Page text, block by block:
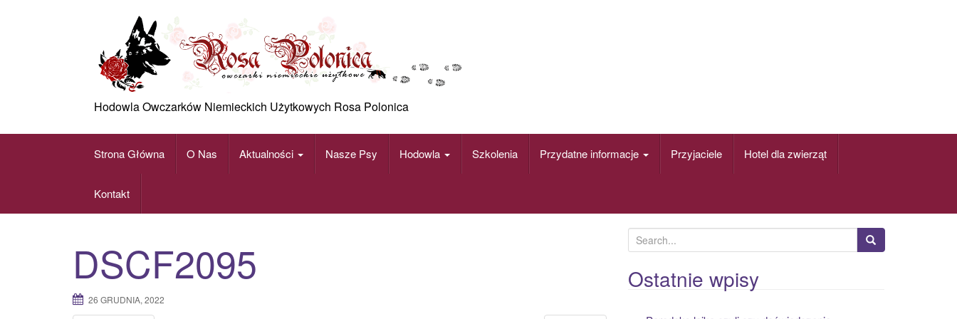
Hodowla Owczarków Niemieckich Użytkowych Rosa Polonica
Strona Główna O Nas Aktualności Nasze Psy Hodowla Szkolenia Przydatne informacje Przyjaciele Hotel dla zwierząt
Kontakt
DSCF2095
26 GRUDNIA, 2022
e
a
r
Ostatnie wpisy